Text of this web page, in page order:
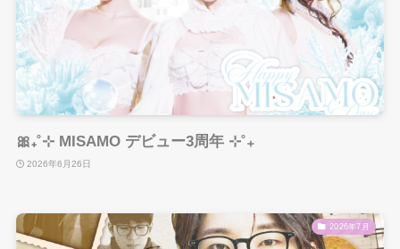
🎀₊˚⊹ MISAMO デビュー3周年 ⊹˚₊
2026年6月26日
2026年7月